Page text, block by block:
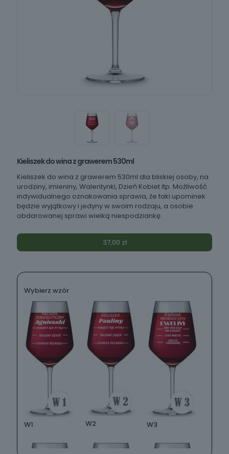
Kieliszek do wina z grawerem 530ml
Kieliszek do wina z grawerem 530ml dla bliskiej osoby, na
urodziny, imieniny, Walentynki, Dzień Kobiet itp. Możliwość
indywidualnego oznakowania sprawia, że taki upominek
będzie wyjątkowy i jedyny w swoim rodzaju, a osobie
obdarowanej sprawi wielką niespodziankę.
37,00 zł
Wybierz wzór
W1 W2 W3